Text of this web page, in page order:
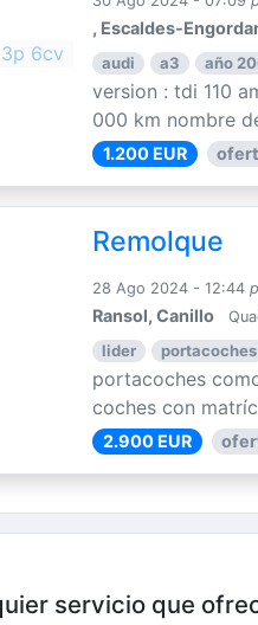
, Escaldes-
audi a3 año
version : tdi 110
000 km nombre
1.200 EUR
Remolque
28 Ago 2024 - 12:44
Ransol, Canillo
lider portacoches
portacoches
coches con
2.900 EUR
servicio que